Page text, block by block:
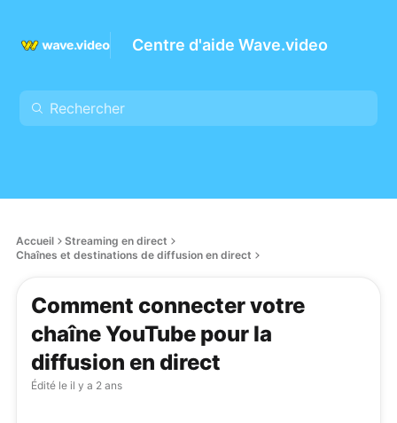
Centre d'aide Wave.video
Accueil
Streaming en direct
Chaînes et destinations de diffusion en direct
Comment connecter votre
chaîne YouTube pour la
diffusion en direct
Édité le il y a 2 ans